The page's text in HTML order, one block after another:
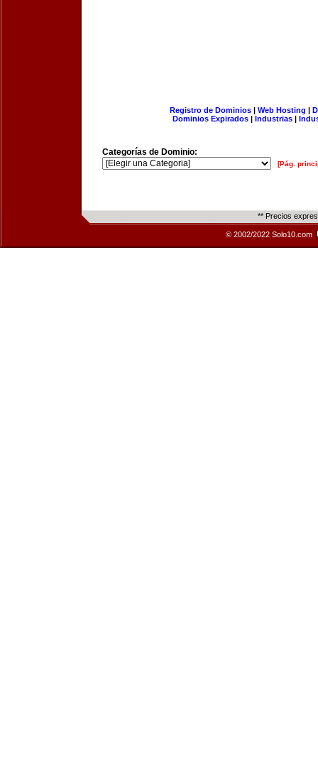
Registro de Dominios| Web Hosting |
Dominios Expirados | Industrias |
Categorías de Dominio:
[Pág.
** Precios
© 2002/2022 Solo10.com